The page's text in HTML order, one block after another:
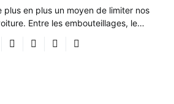
plus en plus un moyen de limiter nos
Entre les embouteillages, le…